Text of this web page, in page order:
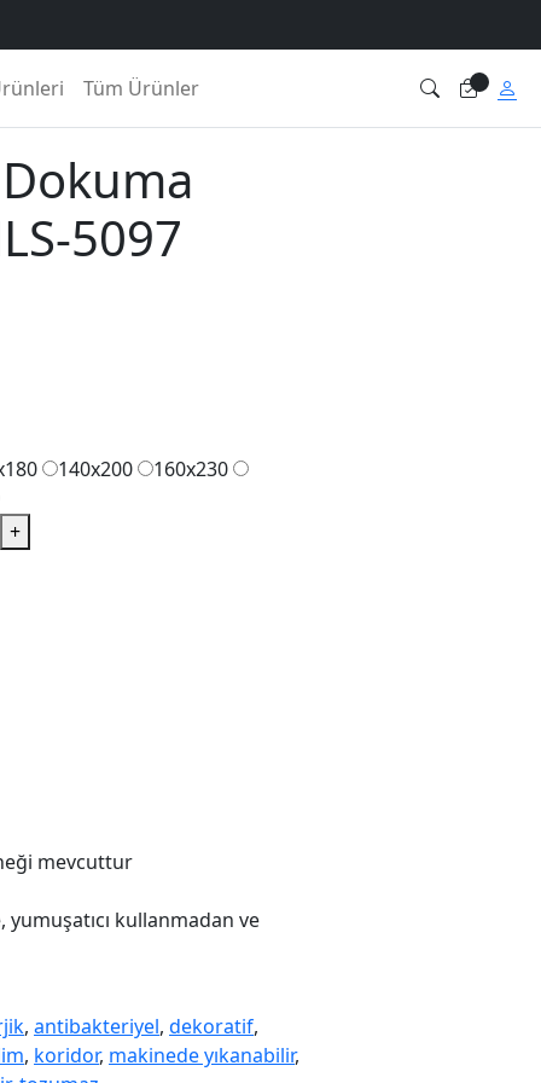
Tüm Ürünler
5097
140x200
160x230
+
mevcuttur
yumuşatıcı kullanmadan ve
, antibakteriyel, dekoratif,
, koridor, makinede yıkanabilir,